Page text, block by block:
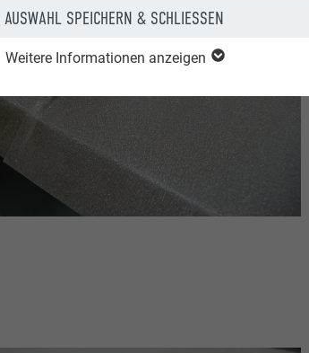
AUSWAHL SPEICHERN & SCHLIESSEN
Weitere Informationen anzeigen